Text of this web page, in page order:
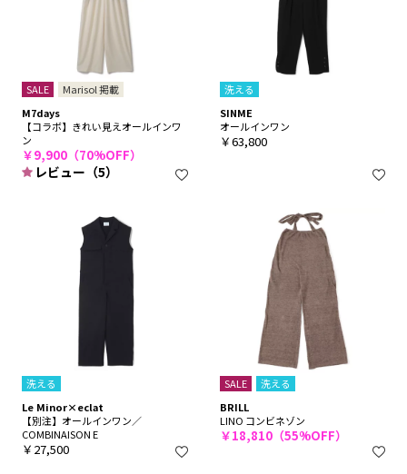
SALE
Marisol 掲載
M7days
【コラボ】きれい見えオールインワ
ン
￥9,900（70%OFF）
レビュー（5）
洗える
SINME
オールインワン
￥63,800
洗える
Le Minor×eclat
【別注】オールインワン／
COMBINAISON E
￥27,500
SALE
洗える
BRILL
LINO コンビネゾン
￥18,810（55%OFF）